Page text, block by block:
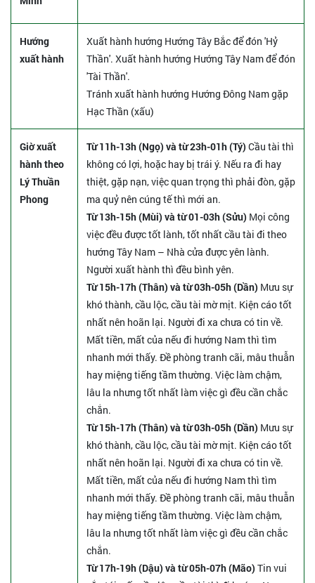
Hướng
xuất hành
Xuất hành hướng Hướng Tây Bắc để đón 'Hỷ
Thần'. Xuất hành hướng Hướng Tây Nam để đón
'Tài Thần'.
Tránh xuất hành hướng Hướng Đông Nam gặp
Hạc Thần (xấu)
Giờ xuất
hành theo
Lý Thuần
Phong
Từ 11h-13h (Ngọ) và từ 23h-01h (Tý) Cầu tài thì
không có lợi, hoặc hay bị trái ý. Nếu ra đi hay
thiệt, gặp nạn, việc quan trọng thì phải đòn, gặp
ma quỷ nên cúng tế thì mới an.
Từ 13h-15h (Mùi) và từ 01-03h (Sửu) Mọi công
việc đều được tốt lành, tốt nhất cầu tài đi theo
hướng Tây Nam – Nhà cửa được yên lành.
Người xuất hành thì đều bình yên.
Từ 15h-17h (Thân) và từ 03h-05h (Dần) Mưu sự
khó thành, cầu lộc, cầu tài mờ mịt. Kiện cáo tốt
nhất nên hoãn lại. Người đi xa chưa có tin về.
Mất tiền, mất của nếu đi hướng Nam thì tìm
nhanh mới thấy. Đề phòng tranh cãi, mâu thuẫn
hay miệng tiếng tầm thường. Việc làm chậm,
lâu la nhưng tốt nhất làm việc gì đều cần chắc
chắn.
Từ 15h-17h (Thân) và từ 03h-05h (Dần) Mưu sự
khó thành, cầu lộc, cầu tài mờ mịt. Kiện cáo tốt
nhất nên hoãn lại. Người đi xa chưa có tin về.
Mất tiền, mất của nếu đi hướng Nam thì tìm
nhanh mới thấy. Đề phòng tranh cãi, mâu thuẫn
hay miệng tiếng tầm thường. Việc làm chậm,
lâu la nhưng tốt nhất làm việc gì đều cần chắc
chắn.
Từ 17h-19h (Dậu) và từ 05h-07h (Mão) Tin vui